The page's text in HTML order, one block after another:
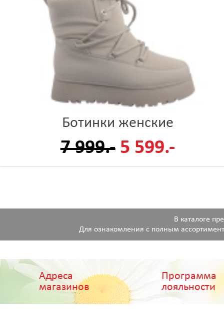
Ботинки женские
7 999.- 5 599.-
В каталоге
Для ознакомления с полным
Адреса
магазинов
Программа
лояльности